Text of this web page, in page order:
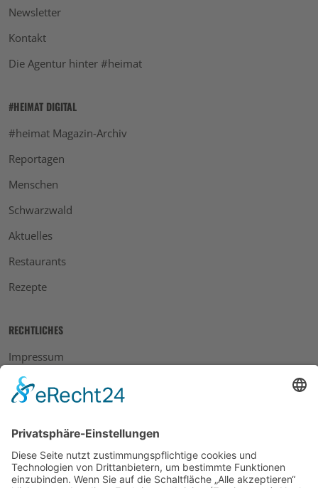
Newsletter
Kontakt
Die Agentur hinter #heimat
#HEIMAT DIGITAL
#heimat Magazin-Archiv
Reportagen
Menschen
Schwarzwald
Aktuelles
Restaurants
Rezepte
RECHTLICHES
Impressum
Datenschutz
AGB
Widerrufsbelehrung
Bankdaten